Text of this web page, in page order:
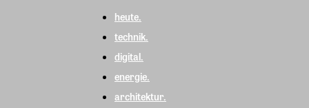
heute.
technik.
digital.
energie.
architektur.